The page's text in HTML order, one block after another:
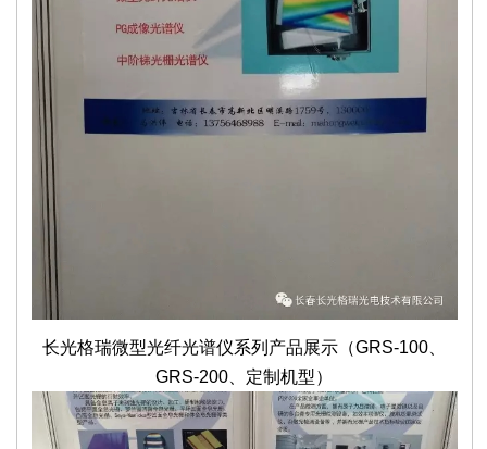
长光格瑞微型光纤光谱仪系列产品展示（GRS-100、
GRS-200、定制机型）